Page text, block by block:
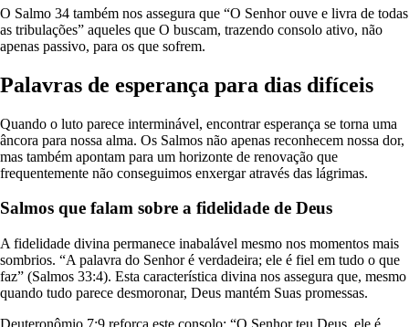
O Salmo 34 também nos assegura que “O Senhor ouve e livra de todas
as tribulações” aqueles que O buscam, trazendo consolo ativo, não
apenas passivo, para os que sofrem.
Palavras de esperança para dias difíceis
Quando o luto parece interminável, encontrar esperança se torna uma
âncora para nossa alma. Os Salmos não apenas reconhecem nossa dor,
mas também apontam para um horizonte de renovação que
frequentemente não conseguimos enxergar através das lágrimas.
Salmos que falam sobre a fidelidade de Deus
A fidelidade divina permanece inabalável mesmo nos momentos mais
sombrios. “A palavra do Senhor é verdadeira; ele é fiel em tudo o que
faz” (Salmos 33:4). Esta característica divina nos assegura que, mesmo
quando tudo parece desmoronar, Deus mantém Suas promessas.
Deuteronômio 7:9 reforça este consolo: “O Senhor teu Deus, ele é